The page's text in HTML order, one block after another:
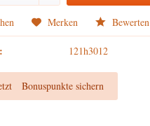
Merken Bewerten
121h3012
Bonuspunkte sichern